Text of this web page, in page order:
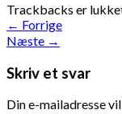
Trackbacks er
← Forrige
Næste →
Skriv et svar
Din e-mailadresse